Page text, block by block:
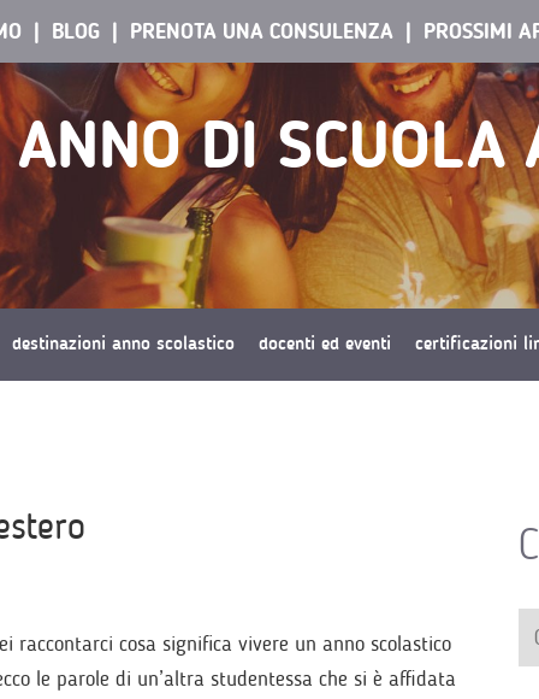
PROSSIMI
PRENOTA UNA CONSULENZA
BLOG
DI SCUOLA
destinazioni anno scolastico docenti ed eventi certificazioni
raccontarci cosa significa vivere un anno scolastico
le parole di un’altra studentessa che si è affidata